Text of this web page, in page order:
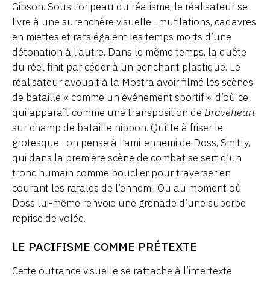
Gibson. Sous l’oripeau du réalisme, le réalisateur se
livre à une surenchère visuelle : mutilations, cadavres
en miettes et rats égaient les temps morts d’une
détonation à l’autre. Dans le même temps, la quête
du réel finit par céder à un penchant plastique. Le
réalisateur avouait à la Mostra avoir filmé les scènes
de bataille « comme un événement sportif », d’où ce
qui apparaît comme une transposition de Braveheart
sur champ de bataille nippon. Quitte à friser le
grotesque : on pense à l’ami-ennemi de Doss, Smitty,
qui dans la première scène de combat se sert d’un
tronc humain comme bouclier pour traverser en
courant les rafales de l’ennemi. Ou au moment où
Doss lui-même renvoie une grenade d’une superbe
reprise de volée.
LE PACIFISME COMME PRÉTEXTE
Cette outrance visuelle se rattache à l’intertexte